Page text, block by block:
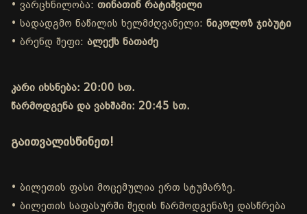
• ვარცხნილობა: თინათინ რატიშვილი
• სადადგმო ნაწილის ხელმძღვანელი: ნიკოლოზ ჯიბუტი
• ბრენდ შეფი: ალექს ნათაძე
კარი იხსნება: 20:00 სთ.
წარმოდგენა და ვახშამი: 20:45 სთ.
გაითვალისწინეთ!
• ბილეთის ფასი მოცემულია ერთ სტუმარზე.
• ბილეთის საფასურში შედის წარმოდგენაზე დასწრება